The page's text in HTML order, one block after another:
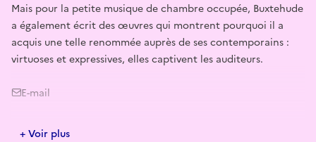
Mais pour la petite musique de chambre occupée, Buxtehude
a également écrit des œuvres qui montrent pourquoi il a
acquis une telle renommée auprès de ses contemporains :
virtuoses et expressives, elles captivent les auditeurs.
E-mail
schloss@ostrau.de
+ Voir plus